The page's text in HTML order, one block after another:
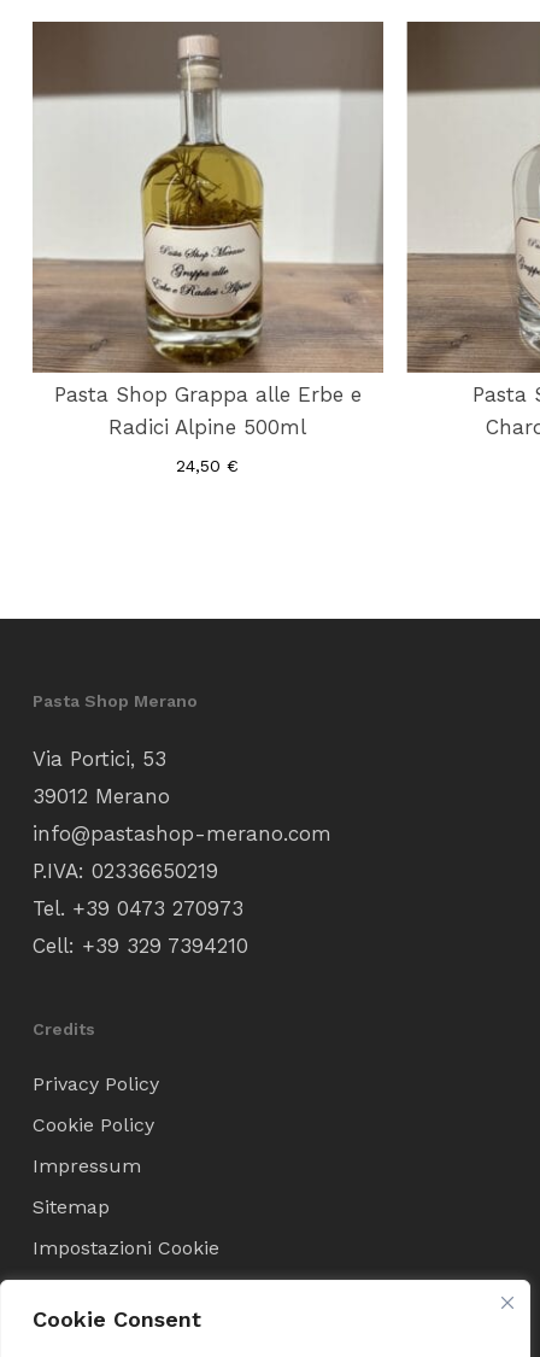
Cookie Consent
Pasta Shop Grappa alle Erbe e
Radici Alpine 500ml
24,50€
Pasta
Pasta Shop Merano
Via Portici, 53
39012 Merano
info@pastashop-merano.com
P.IVA: 02336650219
Tel. +39 0473 270973
Cell: +39 329 7394210
Credits
Privacy Policy
Cookie Policy
Impressum
Sitemap
Impostazioni Cookie
Condizioni di Vendita